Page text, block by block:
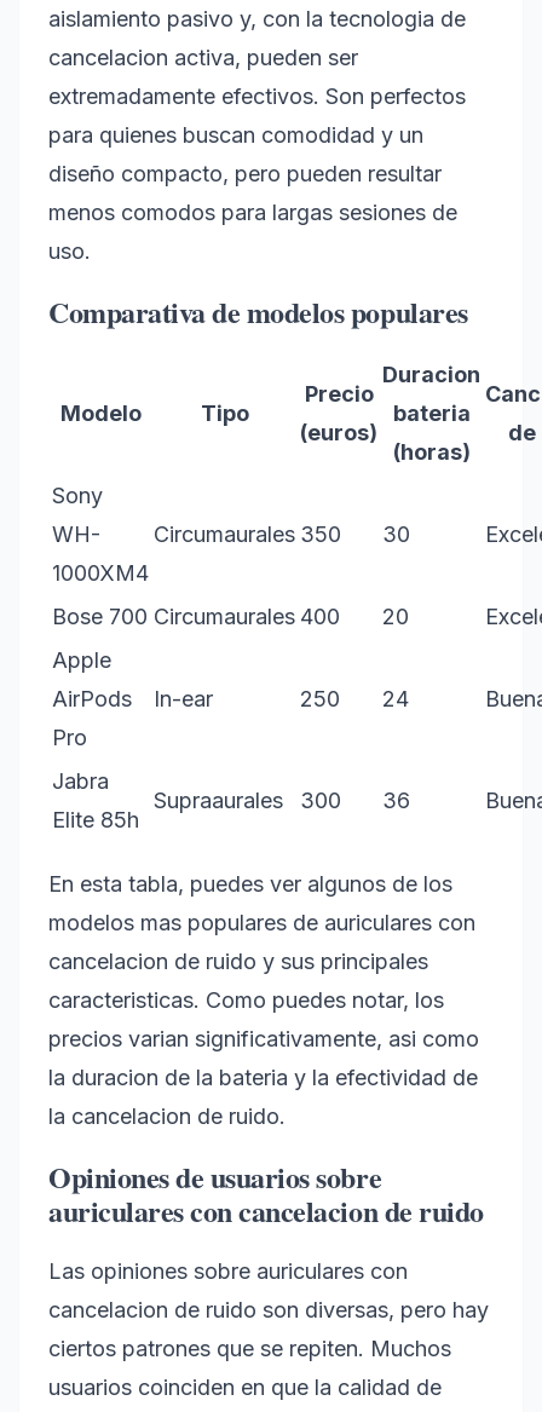
aislamiento pasivo y, con la tecnologia de
cancelacion activa, pueden ser
extremadamente efectivos. Son perfectos
para quienes buscan comodidad y un
diseño compacto, pero pueden resultar
menos comodos para largas sesiones de
uso.
Comparativa de modelos populares
Modelo Tipo
Precio
(euros)
Duracion
bateria
(horas)
de
Sony
WH-
1000XM4
Circumaurales 350 30
Bose 700 Circumaurales 400 20
Apple
AirPods
Pro
In-ear 250 24
Jabra
Elite 85h
Supraaurales 300 36
En esta tabla, puedes ver algunos de los
modelos mas populares de auriculares con
cancelacion de ruido y sus principales
caracteristicas. Como puedes notar, los
precios varian significativamente, asi como
la duracion de la bateria y la efectividad de
la cancelacion de ruido.
Opiniones de usuarios sobre
auriculares con cancelacion de ruido
Las opiniones sobre auriculares con
cancelacion de ruido son diversas, pero hay
ciertos patrones que se repiten. Muchos
usuarios coinciden en que la calidad de